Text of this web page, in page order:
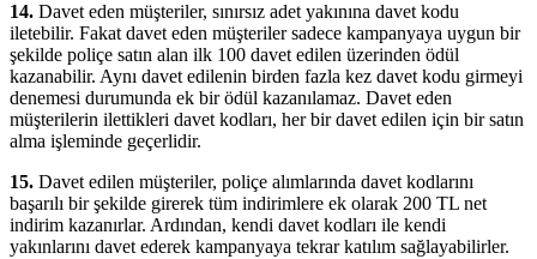
14. Davet eden müşteriler, sınırsız adet yakınına davet kodu
iletebilir. Fakat davet eden müşteriler sadece kampanyaya uygun bir
şekilde poliçe satın alan ilk 100 davet edilen üzerinden ödül
kazanabilir. Aynı davet edilenin birden fazla kez davet kodu girmeyi
denemesi durumunda ek bir ödül kazanılamaz. Davet eden
müşterilerin ilettikleri davet kodları, her bir davet edilen için bir satın
alma işleminde geçerlidir.
15. Davet edilen müşteriler, poliçe alımlarında davet kodlarını
başarılı bir şekilde girerek tüm indirimlere ek olarak 200 TL net
indirim kazanırlar. Ardından, kendi davet kodları ile kendi
yakınlarını davet ederek kampanyaya tekrar katılım sağlayabilirler.